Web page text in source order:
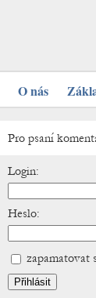
O nás
Pro psaní
Login:
Heslo:
zapamatovat